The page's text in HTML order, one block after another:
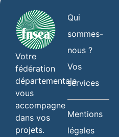
Votre
fédération
départementale
vous
accompagne
dans vos
projets.
Qui
sommes-
nous ?
Vos
services
Mentions
légales